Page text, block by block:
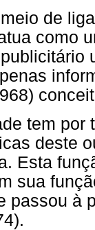
de
como
tem por
deste
Esta
sua
passou à